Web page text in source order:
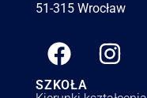
51-315 Wrocław
SZKOŁA